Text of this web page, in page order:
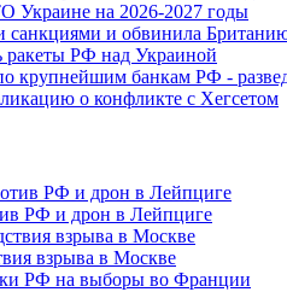
Украине на 2026-2027 годы
санкциями и обвинила
ракеты РФ над Украиной
крупнейшим банкам РФ -
о конфликте с Хегсетом
РФ и дрон в Лейпциге
взрыва в Москве